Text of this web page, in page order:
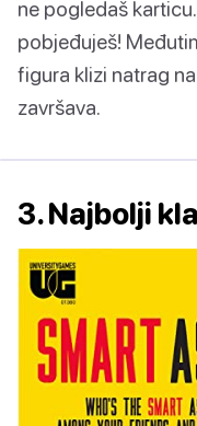
ne pogledaš
pobjeđuješ!
figura klizi natrag
završava.
3. Najbolji